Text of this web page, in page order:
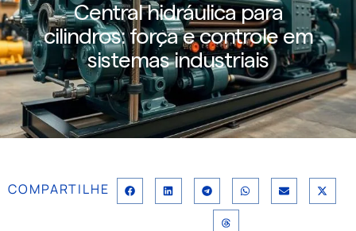
Central hidráulica para
cilindros: força e controle em
sistemas industriais
COMPARTILHE